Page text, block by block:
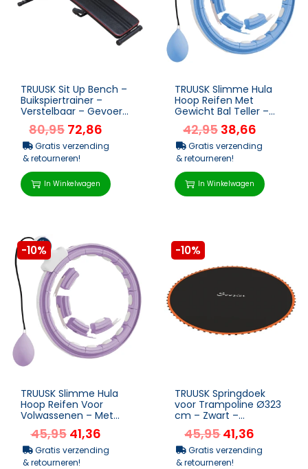
TRUUSK Sit Up Bench –
Buikspiertrainer –
Verstelbaar – Gevoerd
– Inclusief W...
80,95 72,86
Gratis verzending
& retourneren!
In Winkelwagen
TRUUSK Slimme Hula
Hoop Reifen Met
Gewicht Bal Teller –
Verstelbaar (76-113cm)
– Fitness...
42,95 38,66
Gratis verzending
& retourneren!
In Winkelwagen
-10%
TRUUSK Slimme Hula
Hoop Reifen Voor
Volwassenen – Met
Gewicht Bal Teller –
Verstelbaar (...
45,95 41,36
Gratis verzending
& retourneren!
-10%
TRUUSK Springdoek
voor Trampoline Ø323
cm – Zwart –
Vervangingsmat –
Sterk en Duu...
45,9541,36
Gratis verzending
& retourneren!